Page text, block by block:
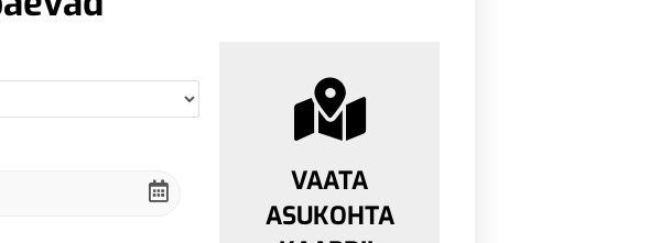
VAATA
ASUKOHTA